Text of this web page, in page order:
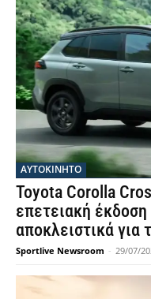
ΑΥΤΟΚΙΝΗΤΟ
Toyota Corolla
επετειακή
αποκλειστικά για
Sportlive Newsroom - 29/07/